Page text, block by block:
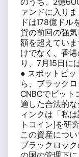
ァンドに入り
ドは178億ドル
貨の前回の強
額を超えてい
けでなく、香
り、7月15日に
● スポットビ
ら、ブラック
CNBCでビット
適した合法的
ィンクは「私
トコイン]を研
この資産につ
ブラックロッ